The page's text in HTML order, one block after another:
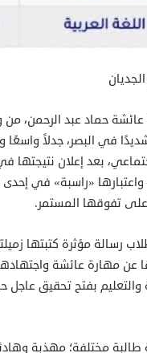
حماد عبد الرحمن، من
في البصر، جدلاً واسعًا
بعد إعلان نتيجتها
«راسبة» في إحدى
على تفوقها المستمر.
رسالة مؤثرة كتبتها
مهارة عائشة واجتهادها
والتعليم بفتح تحقيق
طالبة مختلفة؛ مهذبة